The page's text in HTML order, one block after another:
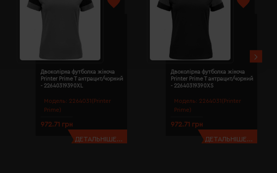
Модель: 2264031(Printer
Prime)
Двоколірна футболка жіноча
Printer Prime T антрацит/чорний
- 22640319390XL
972.71 грн
ДЕТАЛЬНІШЕ...
Модель: 2264031(Printer
Prime)
Двоколірна футболка жіноча
Printer Prime T антрацит/чорний
- 22640319390XS
972.71 грн
ДЕТАЛЬНІШЕ...